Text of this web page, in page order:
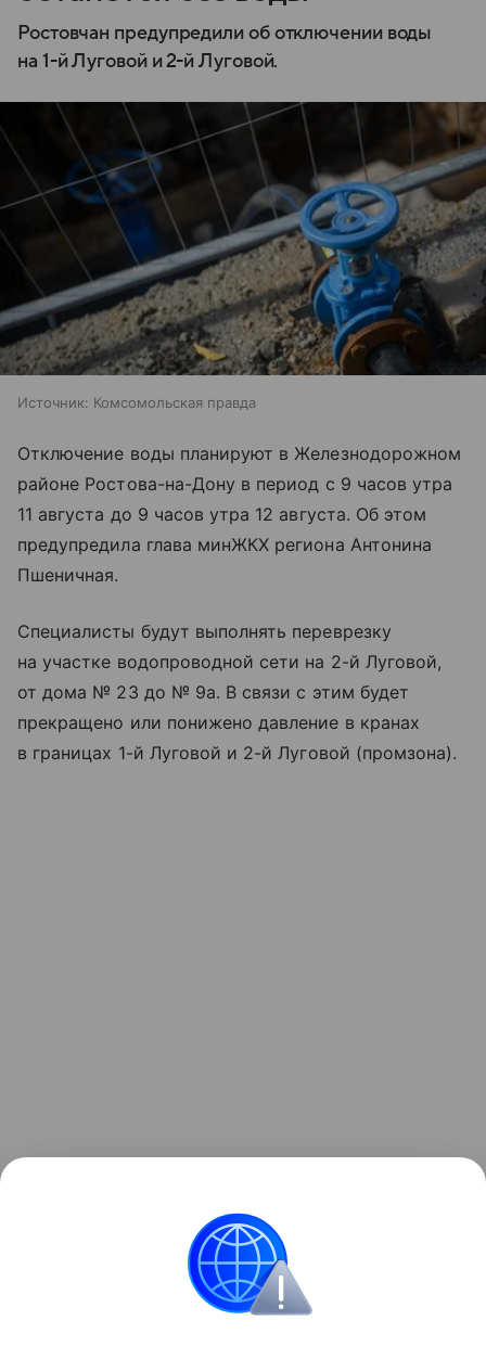
Ростовчан предупредили об отключении воды
на 1-й Луговой и 2-й Луговой.
Источник: Комсомольская правда
Отключение воды планируют в Железнодорожном
районе Ростова-на-Дону в период с 9 часов утра
11 августа до 9 часов утра 12 августа. Об этом
предупредила глава минЖКХ региона Антонина
Пшеничная.
Специалисты будут выполнять переврезку
на участке водопроводной сети на 2-й Луговой,
от дома № 23 до № 9а. В связи с этим будет
прекращено или понижено давление в кранах
в границах 1-й Луговой и 2-й Луговой (промзона).
Ответственная организация — АО
«Ростовводоканал».
Подпишись на нас в MAX и Telegram.